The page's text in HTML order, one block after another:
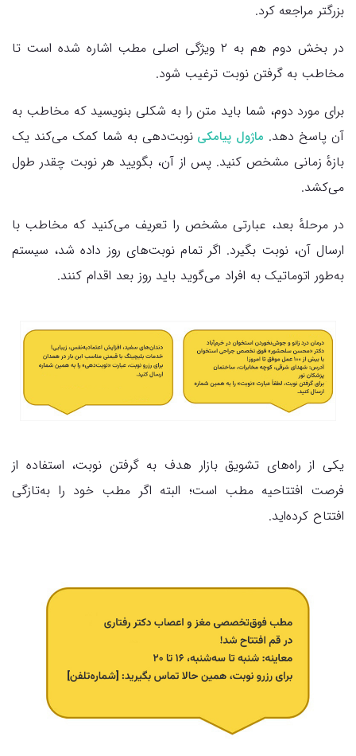
بزرگتر مراجعه کرد.
در بخش دوم هم به ۲ ویژگی اصلی مطب اشاره شده است تا
مخاطب به گرفتن نوبت ترغیب شود.
برای مورد دوم، شما باید متن را به شکلی بنویسید که مخاطب به
آن پاسخ دهد. ماژول پیامکی نوبت‌دهی به شما کمک می‌کند یک
بازهٔ زمانی مشخص کنید. پس از آن، بگویید هر نوبت چقدر طول
می‌کشد.
در مرحلهٔ بعد، عبارتی مشخص را تعریف می‌کنید که مخاطب با
ارسال آن، نوبت بگیرد. اگر تمام نوبت‌های روز داده شد، سیستم
به‌طور اتوماتیک به افراد می‌گوید باید روز بعد اقدام کنند.
یکی از راه‌های تشویق بازار هدف به گرفتن نوبت، استفاده از
فرصت افتتاحیه مطب است؛ البته اگر مطب خود را به‌تازگی
افتتاح کرده‌اید.